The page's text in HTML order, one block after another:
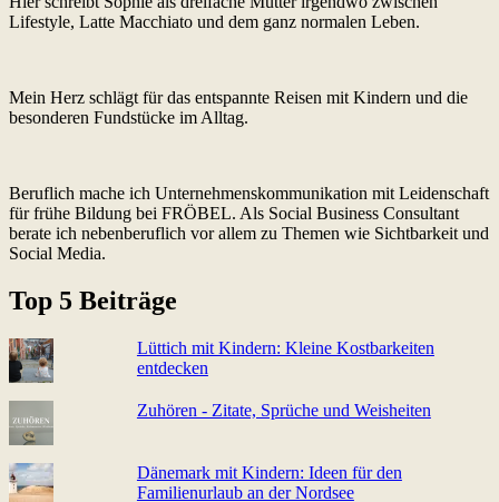
Lifestyle, Latte Macchiato und dem ganz normalen Leben.
Mein Herz schlägt für das entspannte Reisen mit Kindern und die
besonderen Fundstücke im Alltag.
Beruflich mache ich Unternehmenskommunikation mit Leidenschaft
für frühe Bildung bei FRÖBEL. Als Social Business Consultant
berate ich nebenberuflich vor allem zu Themen wie Sichtbarkeit und
Social Media.
Top 5 Beiträge
Lüttich mit Kindern: Kleine Kostbarkeiten
entdecken
Zuhören - Zitate, Sprüche und Weisheiten
Dänemark mit Kindern: Ideen für den
Familienurlaub an der Nordsee